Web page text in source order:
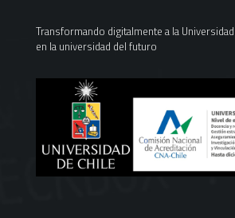
Transformando digitalmente a la
en la universidad del futuro